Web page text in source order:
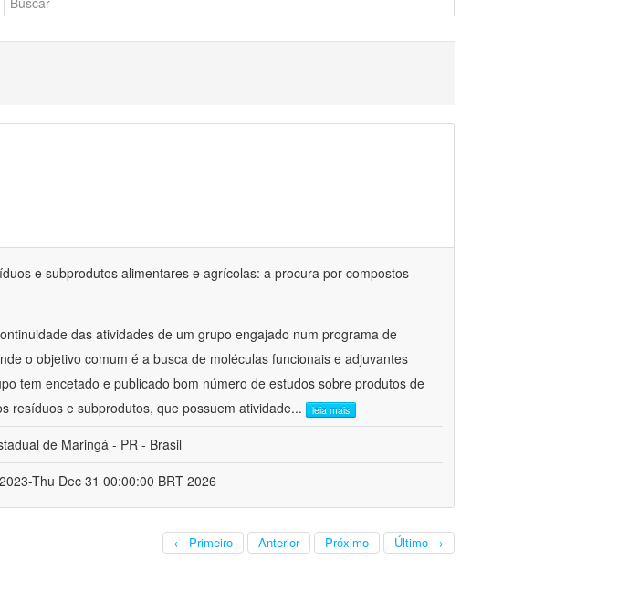
e subprodutos alimentares e agrícolas: a procura por compostos
das atividades de um grupo engajado num programa de
o objetivo comum é a busca de moléculas funcionais e adjuvantes
tem encetado e publicado bom número de estudos sobre produtos de
resíduos e subprodutos, que possuem atividade... leia mais
de Maringá - PR - Brasil
Thu Dec 31 00:00:00 BRT 2026
← Primeiro Anterior Próximo Último →